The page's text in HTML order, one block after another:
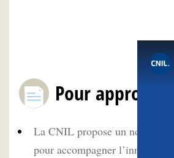
Pour
La CNIL propose un nouveau «
pour accompagner l’innovation